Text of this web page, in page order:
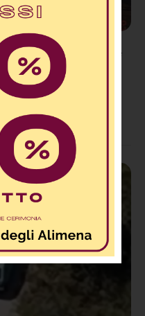
un morto e tre
auto e una moto nel